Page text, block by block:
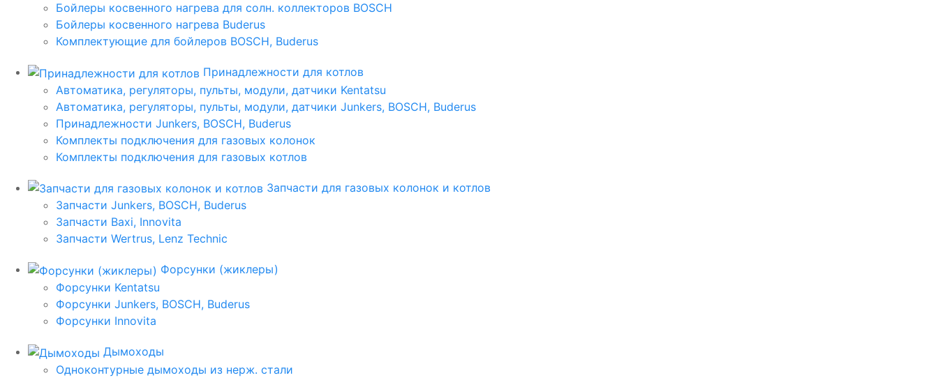
Бойлеры косвенного нагрева для солн. коллекторов BOSCH
Бойлеры косвенного нагрева Buderus
Комплектующие для бойлеров BOSCH, Buderus
Принадлежности для котлов
Автоматика, регуляторы, пульты, модули, датчики Kentatsu
Автоматика, регуляторы, пульты, модули, датчики Junkers, BOSCH, Buderus
Принадлежности Junkers, BOSCH, Buderus
Комплекты подключения для газовых колонок
Комплекты подключения для газовых котлов
Запчасти для газовых колонок и котлов
Запчасти Junkers, BOSCH, Buderus
Запчасти Baxi, Innovita
Запчасти Wertrus, Lenz Technic
Форсунки (жиклеры)
Форсунки Kentatsu
Форсунки Junkers, BOSCH, Buderus
Форсунки Innovita
Дымоходы
Одноконтурные дымоходы из нерж. стали